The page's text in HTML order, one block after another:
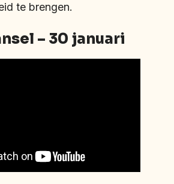
te brengen.
– 30 januari